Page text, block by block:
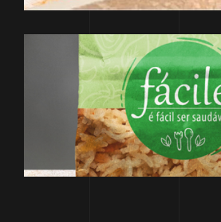
DESENVOLVIMENTO DESIGN
MARKETING
Fácile Brasil
Refeições Saudáveis